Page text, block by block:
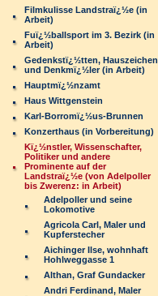
Filmkulisse Landstraï¿½e (in
Arbeit)
Fuï¿½ballsport im 3. Bezirk (in
Arbeit)
Gedenkstï¿½tten, Hauszeichen
und Denkmï¿½ler (in Arbeit)
Hauptmï¿½nzamt
Haus Wittgenstein
Karl-Borromï¿½us-Brunnen
Konzerthaus (in Vorbereitung)
Kï¿½nstler, Wissenschafter,
Politiker und andere
Prominente auf der
Landstraï¿½e (von Adelpoller
bis Zwerenz: in Arbeit)
Adelpoller und seine
Lokomotive
Agricola Carl, Maler und
Kupferstecher
Aichinger Ilse, wohnhaft
Hohlweggasse 1
Althan, Graf Gundacker
Andri Ferdinand, Maler